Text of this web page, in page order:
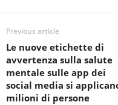
Previous article
Le nuove etichette di
avvertenza sulla salute
mentale sulle app dei
social media si
milioni di persone